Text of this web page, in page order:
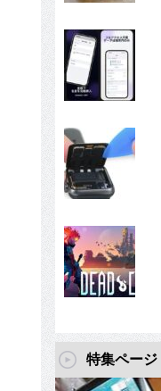
特集ページ